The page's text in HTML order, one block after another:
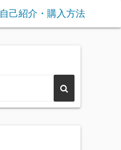
自己紹介・購入方法